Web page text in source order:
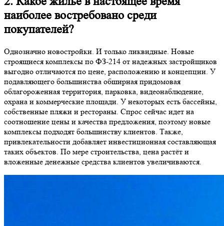
наиболее востребовано среди
покупателей?
Однозначно новостройки. И только ликвидные. Новые
строящиеся комплексы по ФЗ-214 от надежных застройщиков
выгодно отличаются по цене, расположению и концепции. У
подавляющего большинства обширная придомовая
облагороженная территория, парковка, видеонаблюдение,
охрана и коммерческие площади. У некоторых есть бассейны,
собственные пляжи и рестораны. Спрос сейчас идет на
соотношение цены и качества предложения, поэтому новые
комплексы подходят большинству клиентов. Также,
привлекательности добавляет инвестиционная составляющая
таких объектов. По мере строительства, цена растёт и
вложенные денежные средства клиентов увеличиваются.